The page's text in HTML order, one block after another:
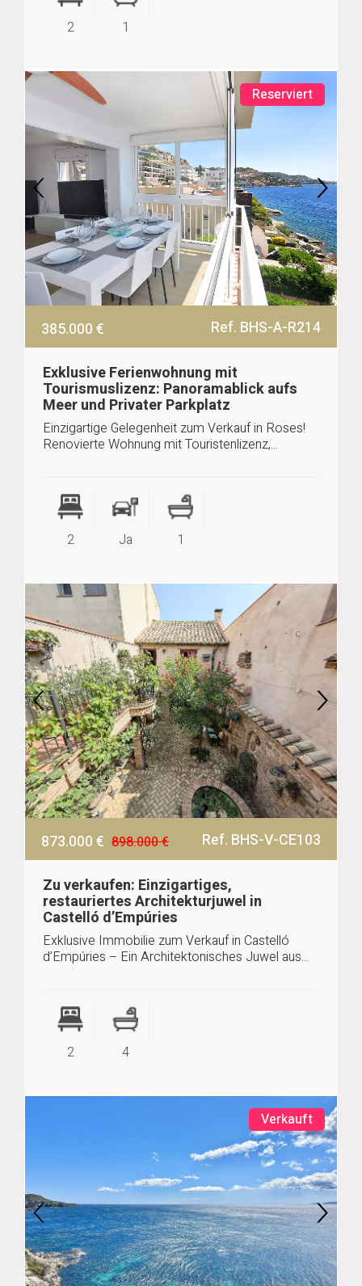
2 1
Reserviert
385.000 € Ref. BHS-A-R214
Exklusive Ferienwohnung mit
Tourismuslizenz: Panoramablick aufs
Meer und Privater Parkplatz
Einzigartige Gelegenheit zum Verkauf in Roses!
Renovierte Wohnung mit Touristenlizenz,...
2 Ja 1
873.000 € 898.000 € Ref. BHS-V-CE103
Zu verkaufen: Einzigartiges,
restauriertes Architekturjuwel in
Castelló d’Empúries
Exklusive Immobilie zum Verkauf in Castelló
d’Empúries – Ein Architektonisches Juwel aus...
2 4
Verkauft